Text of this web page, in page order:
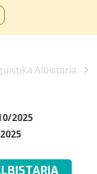
Albistaria
2025